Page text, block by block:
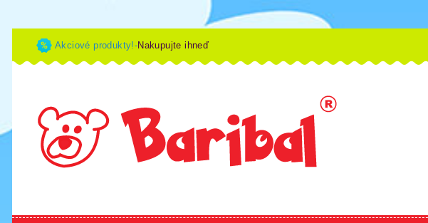
Akciové produkty!-Nakupujte ihneď